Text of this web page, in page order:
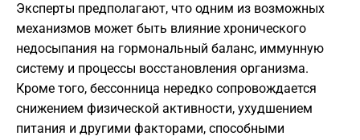
Эксперты предполагают, что одним из возможных
механизмов может быть влияние хронического
недосыпания на гормональный баланс, иммунную
систему и процессы восстановления организма.
Кроме того, бессонница нередко сопровождается
снижением физической активности, ухудшением
питания и другими факторами, способными